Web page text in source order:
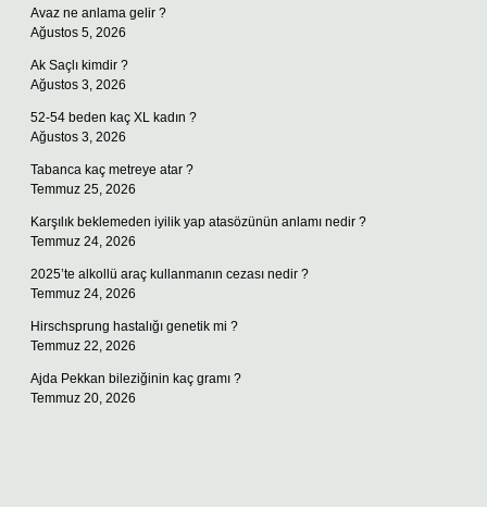
Avaz ne anlama gelir ?
Ağustos 5, 2026
Ak Saçlı kimdir ?
Ağustos 3, 2026
52-54 beden kaç XL kadın ?
Ağustos 3, 2026
Tabanca kaç metreye atar ?
Temmuz 25, 2026
Karşılık beklemeden iyilik yap atasözünün anlamı nedir ?
Temmuz 24, 2026
2025’te alkollü araç kullanmanın cezası nedir ?
Temmuz 24, 2026
Hirschsprung hastalığı genetik mi ?
Temmuz 22, 2026
Ajda Pekkan bileziğinin kaç gramı ?
Temmuz 20, 2026